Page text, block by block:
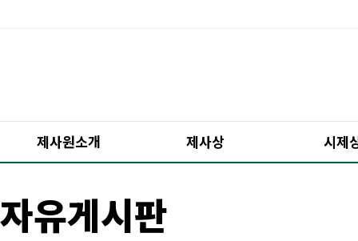
제사원소개 제사상 시제
자유게시판